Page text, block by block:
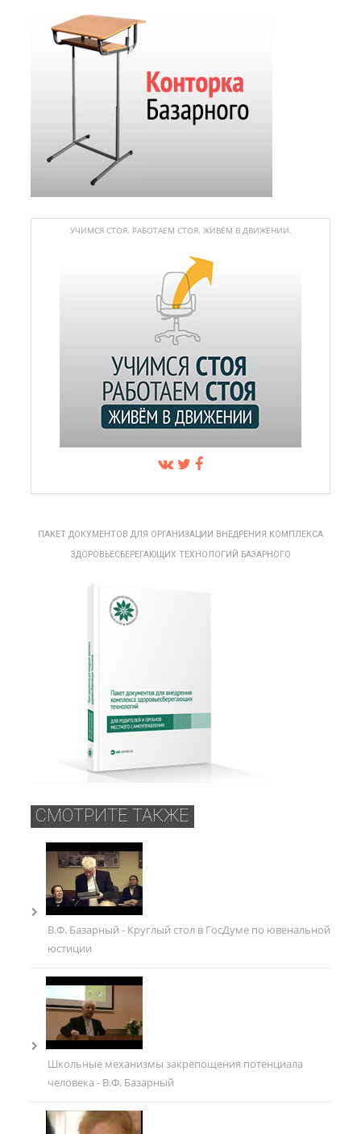
УЧИМСЯ СТОЯ. РАБОТАЕМ СТОЯ. ЖИВЁМ В ДВИЖЕНИИ.
ПАКЕТ ДОКУМЕНТОВ ДЛЯ ОРГАНИЗАЦИИ ВНЕДРЕНИЯ КОМПЛЕКСА
ЗДОРОВЬЕСБЕРЕГАЮЩИХ ТЕХНОЛОГИЙ БАЗАРНОГО
СМОТРИТЕ ТАКЖЕ
В.Ф. Базарный - Круглый стол в ГосДуме по ювенальной
юстиции
Школьные механизмы закрепощения потенциала
человека - В.Ф. Базарный